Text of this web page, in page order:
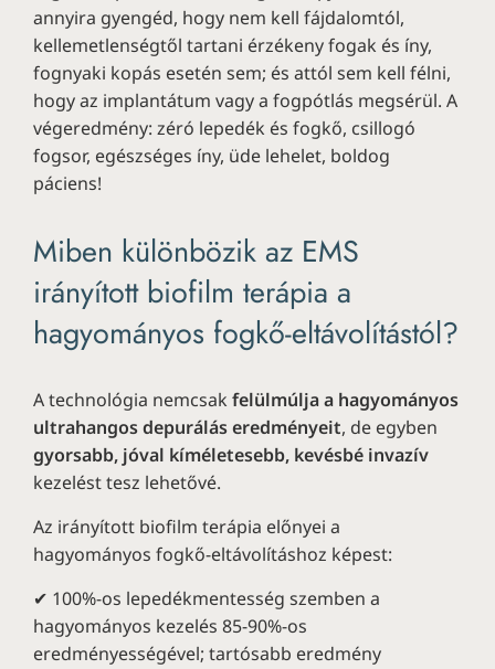
annyira gyengéd, hogy nem kell fájdalomtól,
kellemetlenségtől tartani érzékeny fogak és íny,
fognyaki kopás esetén sem; és attól sem kell félni,
hogy az implantátum vagy a fogpótlás megsérül. A
végeredmény: zéró lepedék és fogkő, csillogó
fogsor, egészséges íny, üde lehelet, boldog
páciens!
Miben különbözik az EMS
irányított biofilm terápia a
hagyományos fogkő-eltávolítástól?
A technológia nemcsak felülmúlja a hagyományos
ultrahangos depurálás eredményeit, de egyben
gyorsabb, jóval kíméletesebb, kevésbé invazív
kezelést tesz lehetővé.
Az irányított biofilm terápia előnyei a
hagyományos fogkő-eltávolításhoz képest:
✔ 100%-os lepedékmentesség szemben a
hagyományos kezelés 85-90%-os
eredményességével; tartósabb eredmény